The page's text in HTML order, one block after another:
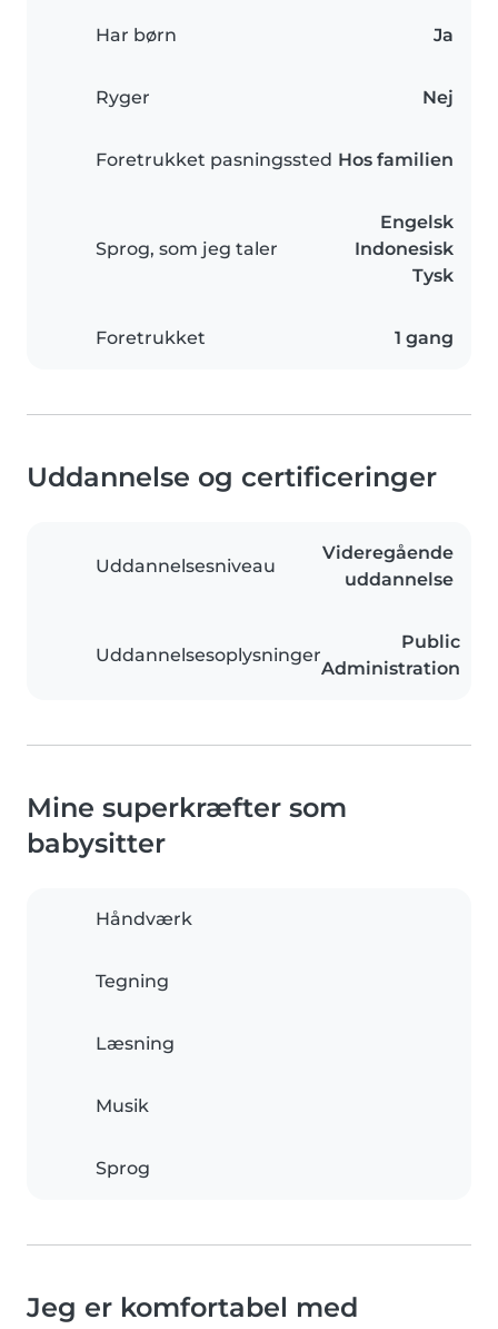
Har børn Ja
Ryger Nej
Foretrukket pasningssted Hos familien
Sprog, som jeg taler
Engelsk
Indonesisk
Tysk
Foretrukket 1 gang
Uddannelse og certificeringer
Uddannelsesniveau
Videregående
uddannelse
Uddannelsesoplysninger
Public
Administration
Mine superkræfter som
babysitter
Håndværk
Tegning
Læsning
Musik
Sprog
Jeg er komfortabel med